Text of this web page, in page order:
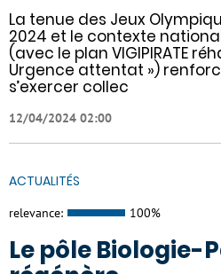
La tenue des Jeux
2024 et le contexte
(avec le plan VIGIPIRATE
Urgence attentat »)
s’exercer collec
12/04/2024 02:00
ACTUALITÉS
relevance: 100%
Le pôle Biologie-